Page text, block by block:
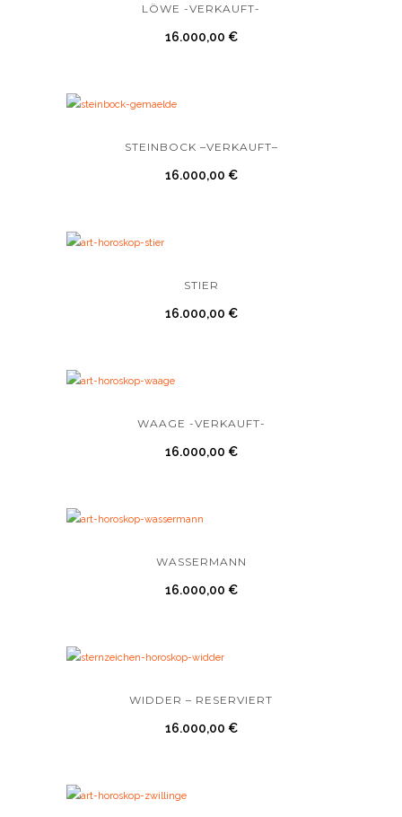
LÖWE -VERKAUFT-
16.000,00 €
STEINBOCK –VERKAUFT–
16.000,00 €
STIER
16.000,00 €
WAAGE -VERKAUFT-
16.000,00 €
WASSERMANN
16.000,00 €
WIDDER – RESERVIERT
16.000,00 €